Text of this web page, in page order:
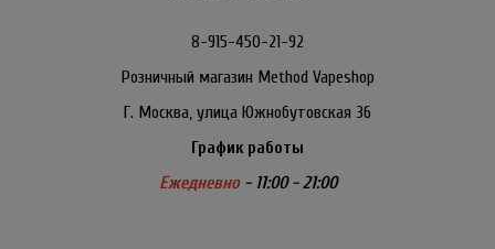
8-915-450-21-92
Розничный магазин Method Vapeshop
Г. Москва, улица Южнобутовская 36
График работы
Ежедневно- 11:00 - 21:00